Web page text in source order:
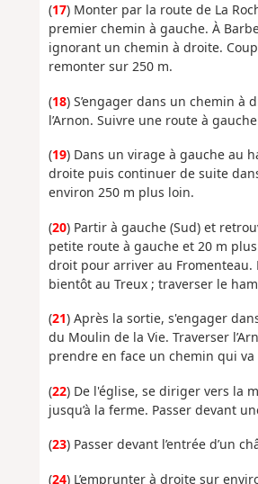
(17) Monter par la route de La
premier chemin à gauche. À
ignorant un chemin à droite.
remonter sur 250 m.
(18) S’engager dans un chemin à
l’Arnon. Suivre une route à
(19) Dans un virage à gauche au
droite puis continuer de suite
environ 250 m plus loin.
(20) Partir à gauche (Sud) et
petite route à gauche et 20 m
droit pour arriver au Fromenteau.
bientôt au Treux ; traverser le
(21) Après la sortie, s'engager
du Moulin de la Vie. Traverser
prendre en face un chemin qui va
(22) De l'église, se diriger vers la
jusqu’à la ferme. Passer devant
(23) Passer devant l’entrée d’un
(24) L’emprunter à droite sur